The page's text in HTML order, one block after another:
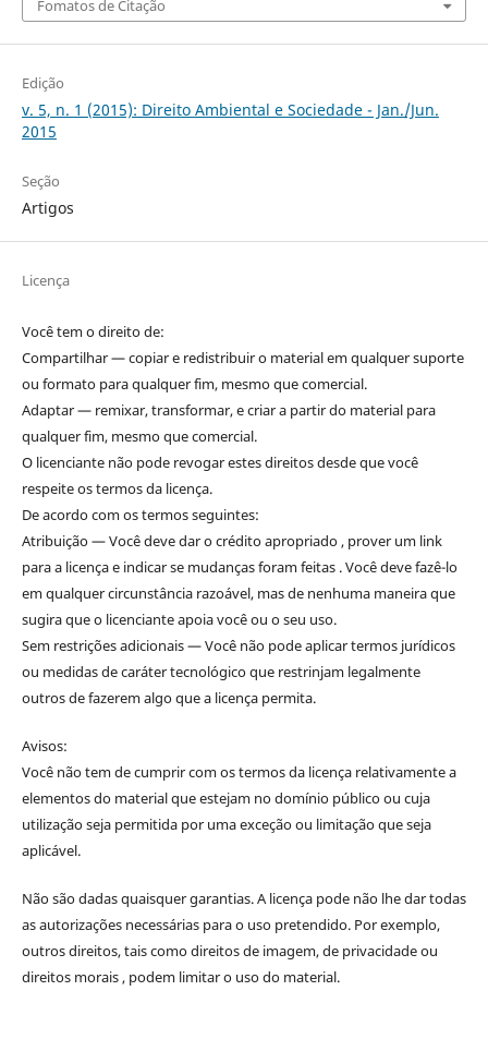
Fomatos de Citação
Edição
v. 5, n. 1 (2015): Direito Ambiental e Sociedade - Jan./Jun.
2015
Seção
Artigos
Licença
Você tem o direito de:
Compartilhar — copiar e redistribuir o material em qualquer suporte
ou formato para qualquer fim, mesmo que comercial.
Adaptar — remixar, transformar, e criar a partir do material para
qualquer fim, mesmo que comercial.
O licenciante não pode revogar estes direitos desde que você
respeite os termos da licença.
De acordo com os termos seguintes:
Atribuição — Você deve dar o crédito apropriado , prover um link
para a licença e indicar se mudanças foram feitas . Você deve fazê-lo
em qualquer circunstância razoável, mas de nenhuma maneira que
sugira que o licenciante apoia você ou o seu uso.
Sem restrições adicionais — Você não pode aplicar termos jurídicos
ou medidas de caráter tecnológico que restrinjam legalmente
outros de fazerem algo que a licença permita.
Avisos:
Você não tem de cumprir com os termos da licença relativamente a
elementos do material que estejam no domínio público ou cuja
utilização seja permitida por uma exceção ou limitação que seja
aplicável.
Não são dadas quaisquer garantias. A licença pode não lhe dar todas
as autorizações necessárias para o uso pretendido. Por exemplo,
outros direitos, tais como direitos de imagem, de privacidade ou
direitos morais , podem limitar o uso do material.